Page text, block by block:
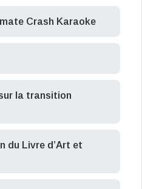
Crash Karaoke
la transition
du Livre d’Art et